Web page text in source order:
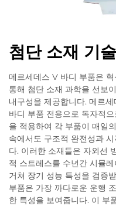
첨단 소재 기
메르세데스 V 바디 부품은
통해 첨단 소재 과학을 선보
내구성을 제공합니다. 메르
바디 부품 전용으로 독자적
을 적용하여 각 부품이 매일
속에서도 구조적 완전성과
다. 이러한 소재들은 자외선
적 스트레스를 수년간 시뮬
거쳐 장기 성능 특성을 검증
부품은 가장 까다로운 운행
한 특성을 보여줍니다. 이 부